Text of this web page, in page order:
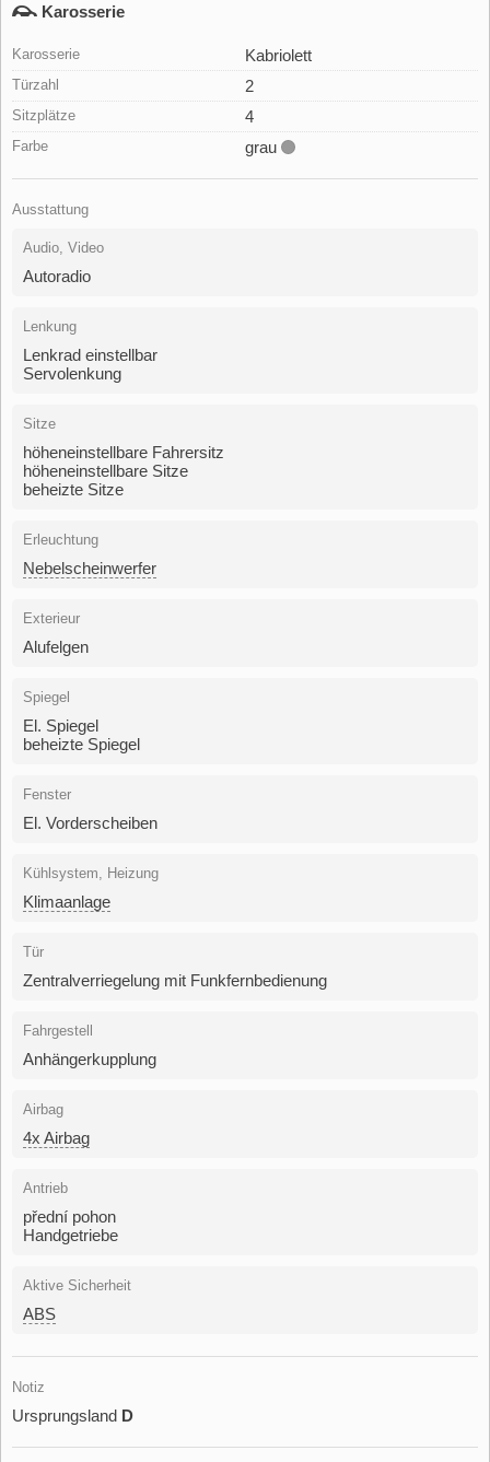
Karosserie
Karosserie Kabriolett
Türzahl 2
Sitzplätze 4
Farbe grau
Ausstattung
Audio, Video
Autoradio
Lenkung
Lenkrad einstellbar
Servolenkung
Sitze
höheneinstellbare Fahrersitz
höheneinstellbare Sitze
beheizte Sitze
Erleuchtung
Nebelscheinwerfer
Exterieur
Alufelgen
Spiegel
El. Spiegel
beheizte Spiegel
Fenster
El. Vorderscheiben
Kühlsystem, Heizung
Klimaanlage
Tür
Zentralverriegelung mit Funkfernbedienung
Fahrgestell
Anhängerkupplung
Airbag
4x Airbag
Antrieb
přední pohon
Handgetriebe
Aktive Sicherheit
ABS
Notiz
Ursprungsland D